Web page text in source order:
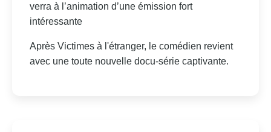
verra à l’animation d’une émission fort
intéressante
Après Victimes à l'étranger, le comédien revient
avec une toute nouvelle docu-série captivante.